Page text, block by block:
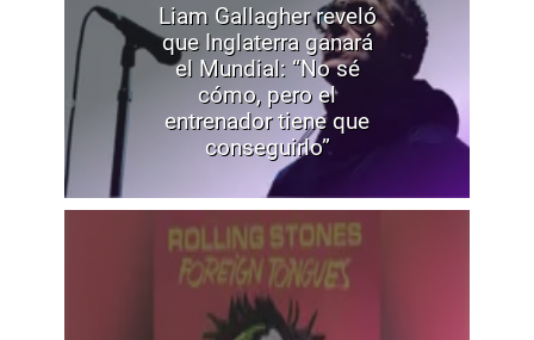
Liam Gallagher reveló
que Inglaterra ganará
el Mundial: “No sé
cómo, pero el
entrenador tiene que
conseguirlo”